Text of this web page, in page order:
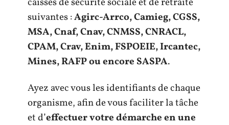
suivantes :Agirc-Arrco, Camieg, CGSS,
MSA, Cnaf, Cnav, CNMSS, CNRACL,
CPAM, Crav, Enim, FSPOEIE, Ircantec,
Mines, RAFP ou encore SASPA.
Ayez avec vous les identifiants de chaque
organisme, afin de vous faciliter la tâche
et d’effectuer votre démarche en une